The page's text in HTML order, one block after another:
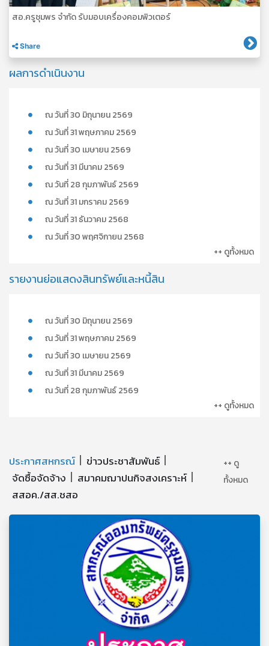
สอ.ครูชุมพร จำกัด รับมอบเครื่องคอมพิวเตอร์
Share
ผลการดำเนินงาน
ณ วันที่ 30 มิถุนายน 2569
ณ วันที่ 31 พฤษภาคม 2569
ณ วันที่ 30 เมษายน 2569
ณ วันที่ 31 มีนาคม 2569
ณ วันที่ 28 กุมภาพันธ์ 2569
ณ วันที่ 31 มกราคม 2569
ณ วันที่ 31 ธันวาคม 2568
ณ วันที่ 30 พฤศจิกายน 2568
++ ดูทั้งหมด
รายงานย่อแสดงสินทรัพย์และหนี้สิน
ณ วันที่ 30 มิถุนายน 2569
ณ วันที่ 31 พฤษภาคม 2569
ณ วันที่ 30 เมษายน 2569
ณ วันที่ 31 มีนาคม 2569
ณ วันที่ 28 กุมภาพันธ์ 2569
++ ดูทั้งหมด
ประกาศสหกรณ์
ข่าวประชาสัมพันธ์
จัดซื้อจัดจ้าง
สมาคมฌาปนกิจสงเคราะห์
สสอค./สส.ชสอ
++ ดู
ทั้งหมด